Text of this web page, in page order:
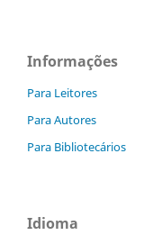
Informações
Para Leitores
Para Autores
Para Bibliotecários
Idioma